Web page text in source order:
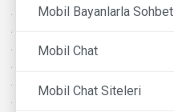
Mobil Bayanlarla Sohbet
Mobil Chat
Mobil Chat Siteleri